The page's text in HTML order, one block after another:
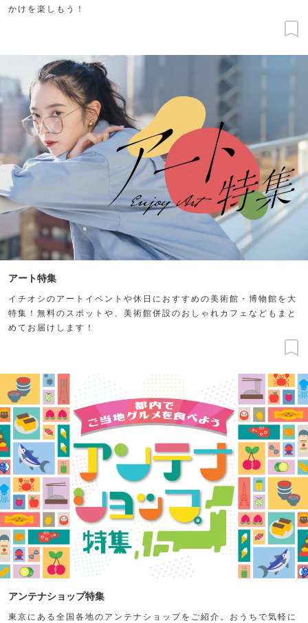
かけを楽しもう！
アート特集
イチオシのアートイベントや休日におすすめの美術館・博物館を大
特集！無料のスポットや、美術館併設のおしゃれカフェなどもまと
めてお届けします！
アンテナショップ特集
東京にある全国各地のアンテナショップをご紹介。おうちで気軽に